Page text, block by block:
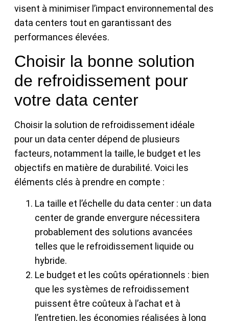
visent à minimiser l’impact environnemental des
data centers tout en garantissant des
performances élevées.
Choisir la bonne solution
de refroidissement pour
votre data center
Choisir la solution de refroidissement idéale
pour un data center dépend de plusieurs
facteurs, notamment la taille, le budget et les
objectifs en matière de durabilité. Voici les
éléments clés à prendre en compte :
La taille et l’échelle du data center : un data
center de grande envergure nécessitera
probablement des solutions avancées
telles que le refroidissement liquide ou
hybride.
Le budget et les coûts opérationnels : bien
que les systèmes de refroidissement
puissent être coûteux à l’achat et à
l’entretien, les économies réalisées à long